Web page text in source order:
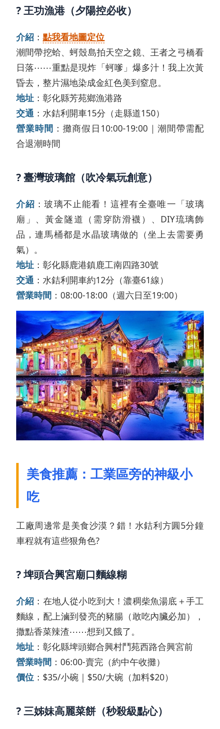
? 王功漁港（夕陽控必收）
介紹 ： 點我看地圖定位
潮間帶挖蛤、蚵殼島拍天空之鏡、王者之弓橋看
日落⋯⋯重點是現炸「蚵嗲」爆多汁！我上次黃
昏去，整片濕地染成金紅色美到窒息。
地址 ：彰化縣芳苑鄉漁港路
交通 ：水銡利開車15分（走縣道150）
營業時間 ：攤商假日10:00-19:00｜潮間帶需配
合退潮時間
? 臺灣玻璃館（吹冷氣玩創意）
介紹 ：玻璃不止能看！這裡有全臺唯一「玻璃
廟」、黃金隧道（需穿防滑襪）、DIY琉璃飾
品，連馬桶都是水晶玻璃做的（坐上去需要勇
氣）。
地址 ：彰化縣鹿港鎮鹿工南四路30號
交通 ：水銡利開車約12分（靠臺61線）
營業時間 ：08:00-18:00（週六日至19:00）
美食推薦：工業區旁的神級小
吃
工廠周邊常是美食沙漠？錯！水銡利方圓5分鐘
車程就有這些狠角色?
? 埤頭合興宮廟口麵線糊
介紹 ：在地人從小吃到大！濃稠柴魚湯底＋手工
麵線，配上滷到發亮的豬腸（敢吃內臟必加），
撒點香菜辣渣⋯⋯想到又餓了。
地址 ：彰化縣埤頭鄉合興村鬥苑西路合興宮前
營業時間 ：06:00-賣完（約中午收攤）
價位 ：$35/小碗｜$50/大碗（加料$20）
? 三姊妹高麗菜餅（秒殺級點心）